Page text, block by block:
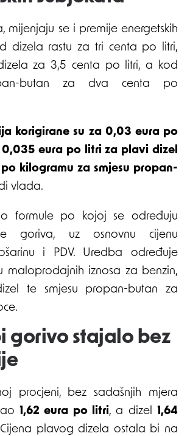
mijenjaju se i premije energetskih
dizela rastu za tri centa po litri,
za 3,5 centa po litri, a kod
butan za dva centa po
korigirane su za 0,03 eura po
eura po litri za plavi dizel
kilogramu za smjesu propan-
vlada.
formule po kojoj se određuju
goriva, uz osnovnu cijenu
i PDV. Uredba određuje
maloprodajnih iznosa za benzin,
te smjesu propan-butan za
gorivo stajalo bez
procjeni, bez sadašnjih mjera
1,62 eura po litri, a dizel 1,64
plavog dizela ostala bi na